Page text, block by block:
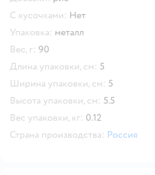
С кусочками: Нет
Упаковка: металл
Вес, г: 90
Длина упаковки, см: 5
Ширина упаковки, см: 5
Высота упаковки, см: 5.5
Вес упаковки, кг: 0.12
Страна производства: Россия